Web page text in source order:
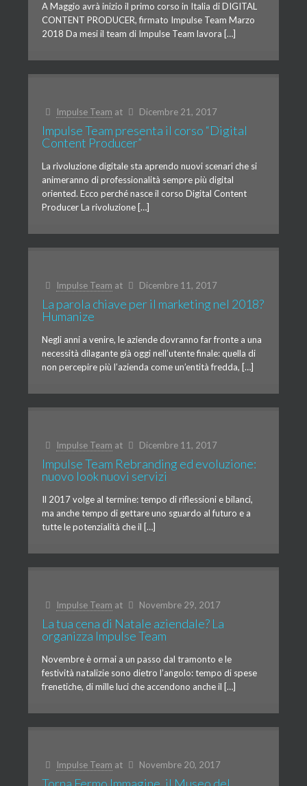
A Maggio avrà inizio il primo corso in Italia di DIGITAL
CONTENT PRODUCER, firmato Impulse Team Marzo
2018 Da mesi il team di Impulse Team lavora […]
Impulse Team at Dicembre 21, 2017
Impulse Team presenta il corso “Digital
Content Producer”
La rivoluzione digitale sta aprendo nuovi scenari che si
animeranno di professionalità sempre più digital
oriented. Ecco perché nasce il corso Digital Content
Producer La rivoluzione […]
Impulse Team at Dicembre 11, 2017
La parola chiave per il marketing nel 2018?
Humanize
Negli anni a venire, le aziende dovranno far fronte a una
necessità dilagante già oggi nell’utente finale: quella di
non percepire più l’azienda come un’entità fredda, […]
Impulse Team at Dicembre 11, 2017
Impulse Team Rebranding ed evoluzione:
nuovo look nuovi servizi
Il 2017 volge al termine: tempo di riflessioni e bilanci,
ma anche tempo di gettare uno sguardo al futuro e a
tutte le potenzialità che il […]
Impulse Team at Novembre 29, 2017
La tua cena di Natale aziendale? La
organizza Impulse Team
Novembre è ormai a un passo dal tramonto e le
festività natalizie sono dietro l’angolo: tempo di spese
frenetiche, di mille luci che accendono anche il […]
Impulse Team at Novembre 20, 2017